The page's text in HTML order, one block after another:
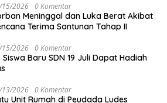
15/2026 0 Komentar
Meninggal dan Luka Berat Akibat
Terima Santunan Tahap II
15/2026 0 Komentar
Siswa Baru SDN 19 Juli Dapat Hadiah
13/2026 0 Komentar
Unit Rumah di Peudada Ludes